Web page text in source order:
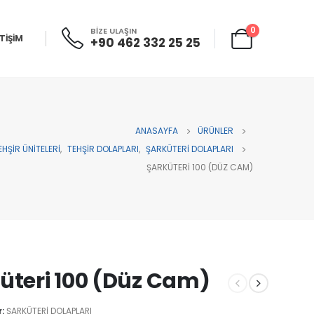
BİZE ULAŞIN
+90 462 332 25 25
0
ANASAYFA
ÜRÜNLER
ÜNİTELERİ, TEHŞİR DOLAPLARI, ŞARKÜTERİ DOLAPLARI
ŞARKÜTERI 100 (DÜZ CAM)
100 (Düz Cam)
ŞARKÜTERİ DOLAPLARI